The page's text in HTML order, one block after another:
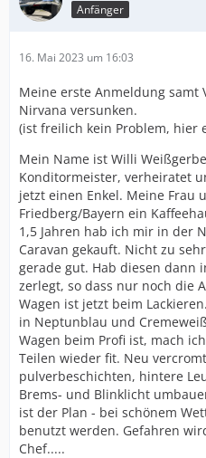
Anfänger
16. Mai 2023 um 16:03
Meine erste Anmeldung samt
Nirvana versunken.
(ist freilich kein Problem, hier
Mein Name ist Willi
Konditormeister, verheiratet
jetzt einen Enkel. Meine Frau
Friedberg/Bayern ein
1,5 Jahren hab ich mir in der
Caravan gekauft. Nicht zu
gerade gut. Hab diesen dann
zerlegt, so dass nur noch die
Wagen ist jetzt beim
in Neptunblau und
Wagen beim Profi ist, mach
Teilen wieder fit. Neu
pulverbeschichten, hintere
Brems- und Blinklicht
ist der Plan - bei schönem
benutzt werden. Gefahren
Chef.....